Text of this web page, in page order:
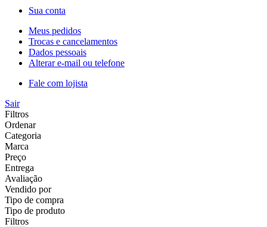
Sua conta
Meus pedidos
Trocas e cancelamentos
Dados pessoais
Alterar e-mail ou telefone
Fale com lojista
Sair
Filtros
Ordenar
Categoria
Marca
Preço
Entrega
Avaliação
Vendido por
Tipo de compra
Tipo de produto
Filtros